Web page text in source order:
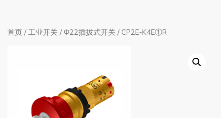
首页 /工业开关 / Φ22插拔式开关 / CP2E-K4E①R